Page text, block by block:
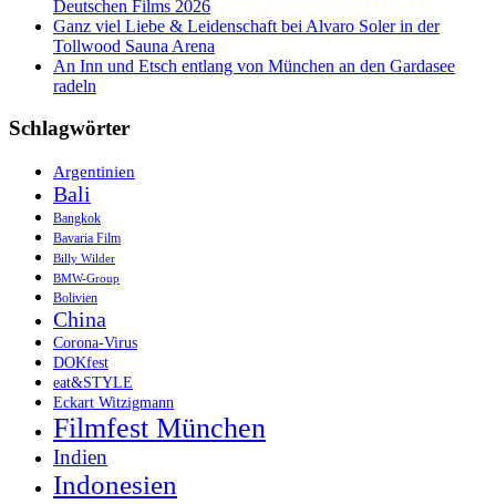
Deutschen Films 2026
Ganz viel Liebe & Leidenschaft bei Alvaro Soler in der
Tollwood Sauna Arena
An Inn und Etsch entlang von München an den Gardasee
radeln
Schlagwörter
Argentinien
Bali
Bangkok
Bavaria Film
Billy Wilder
BMW-Group
Bolivien
China
Corona-Virus
DOKfest
eat&STYLE
Eckart Witzigmann
Filmfest München
Indien
Indonesien